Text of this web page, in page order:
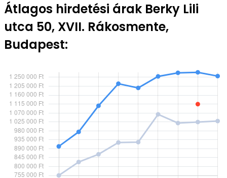
Átlagos hirdetési árak Berky Lili
utca 50, XVII. Rákosmente,
Budapest: